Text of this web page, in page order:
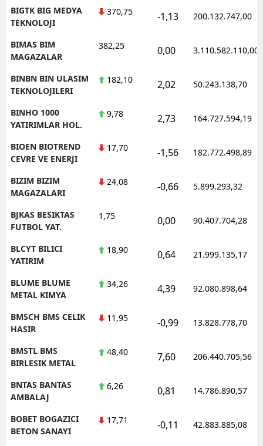
BIGTK BIG MEDYA
TEKNOLOJI
370,75 -1,13 200.132.747,00
BIMAS BIM
MAGAZALAR
382,25 0,00 3.110.582.110,00
BINBN BIN ULASIM
TEKNOLOJILERI
182,10 2,02 50.243.138,70
BINHO 1000
YATIRIMLAR HOL.
9,78 2,73 164.727.594,19
BIOEN BIOTREND
CEVRE VE ENERJI
17,70 -1,56 182.772.498,89
BIZIM BIZIM
MAGAZALARI
24,08 -0,66 5.899.293,32
BJKAS BESIKTAS
FUTBOL YAT.
1,75 0,00 90.407.704,28
BLCYT BILICI
YATIRIM
18,90 0,64 21.999.135,17
BLUME BLUME
METAL KIMYA
34,26 4,39 92.080.898,64
BMSCH BMS CELIK
HASIR
11,95 -0,99 13.828.778,70
BMSTL BMS
BIRLESIK METAL
48,40 7,60 206.440.705,56
BNTAS BANTAS
AMBALAJ
6,26 0,81 14.786.890,57
BOBET BOGAZICI
BETON SANAYI
17,71 -0,11 42.883.885,08